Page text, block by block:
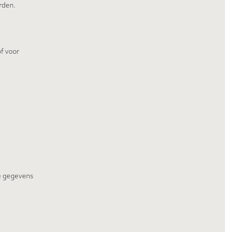
voor
gegevens